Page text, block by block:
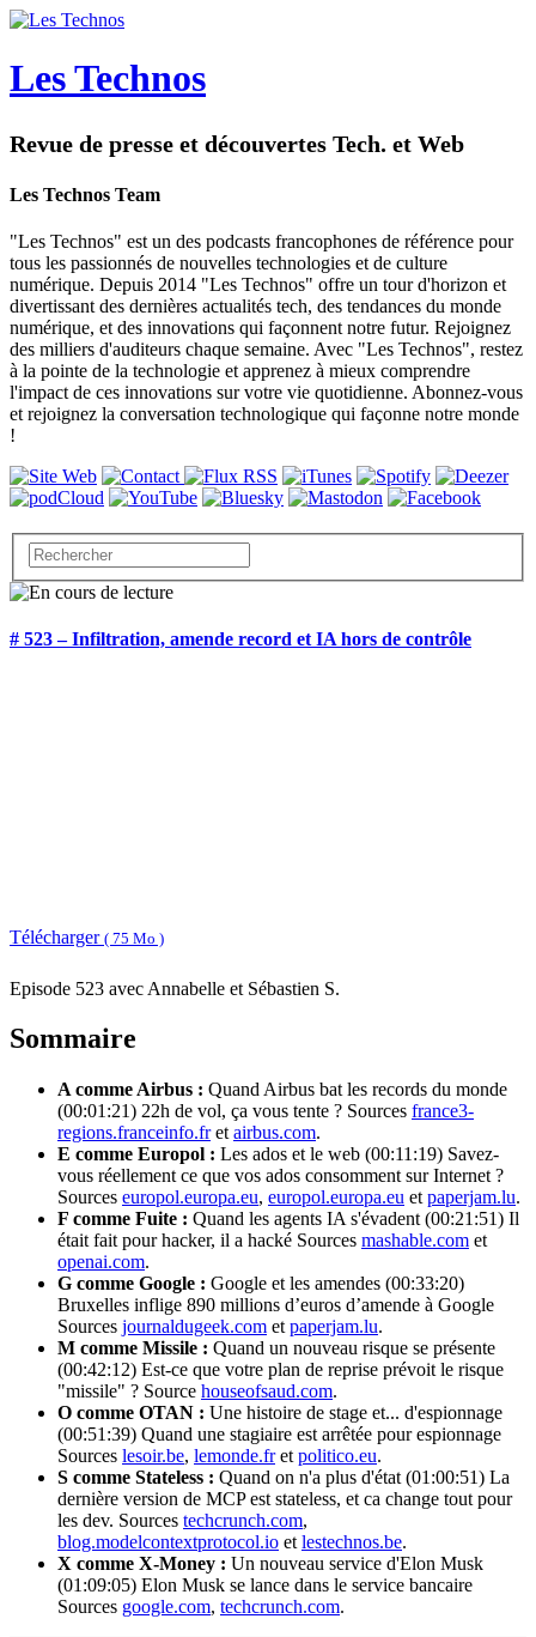
Les Technos
Revue de presse et découvertes Tech. et Web
Les Technos Team
"Les Technos" est un des podcasts francophones de référence pour
tous les passionnés de nouvelles technologies et de culture
numérique. Depuis 2014 "Les Technos" offre un tour d'horizon et
divertissant des dernières actualités tech, des tendances du monde
numérique, et des innovations qui façonnent notre futur. Rejoignez
des milliers d'auditeurs chaque semaine. Avec "Les Technos", restez
à la pointe de la technologie et apprenez à mieux comprendre
l'impact de ces innovations sur votre vie quotidienne. Abonnez-vous
et rejoignez la conversation technologique qui façonne notre monde
!
# 523 – Infiltration, amende record et IA hors de contrôle
Télécharger ( 75 Mo )
Episode 523 avec Annabelle et Sébastien S.
Sommaire
A comme Airbus : Quand Airbus bat les records du monde
(00:01:21) 22h de vol, ça vous tente ? Sources france3-
regions.franceinfo.fret airbus.com.
E comme Europol : Les ados et le web (00:11:19) Savez-
vous réellement ce que vos ados consomment sur Internet ?
Sources europol.europa.eu, europol.europa.eu et paperjam.lu.
F comme Fuite : Quand les agents IA s'évadent (00:21:51) Il
était fait pour hacker, il a hacké Sources mashable.com et
openai.com.
G comme Google : Google et les amendes (00:33:20)
Bruxelles inflige 890 millions d’euros d’amende à Google
Sources journaldugeek.com et paperjam.lu.
M comme Missile : Quand un nouveau risque se présente
(00:42:12) Est-ce que votre plan de reprise prévoit le risque
"missile" ? Source houseofsaud.com.
O comme OTAN : Une histoire de stage et... d'espionnage
(00:51:39) Quand une stagiaire est arrêtée pour espionnage
Sources lesoir.be, lemonde.fret politico.eu.
S comme Stateless : Quand on n'a plus d'état (01:00:51) La
dernière version de MCP est stateless, et ca change tout pour
les dev. Sources techcrunch.com,
blog.modelcontextprotocol.io et lestechnos.be.
X comme X-Money : Un nouveau service d'Elon Musk
(01:09:05) Elon Musk se lance dans le service bancaire
Sources google.com, techcrunch.com.